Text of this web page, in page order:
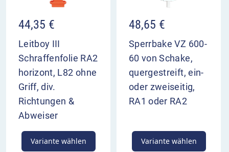
44,35 €
Leitboy III
Schraffenfolie RA2
horizont, L82 ohne
Griff, div.
Richtungen &
Abweiser
Variante wählen
48,65 €
Sperrbake VZ 600-
60 von Schake,
quergestreift, ein-
oder zweiseitig,
RA1 oder RA2
Variante wählen